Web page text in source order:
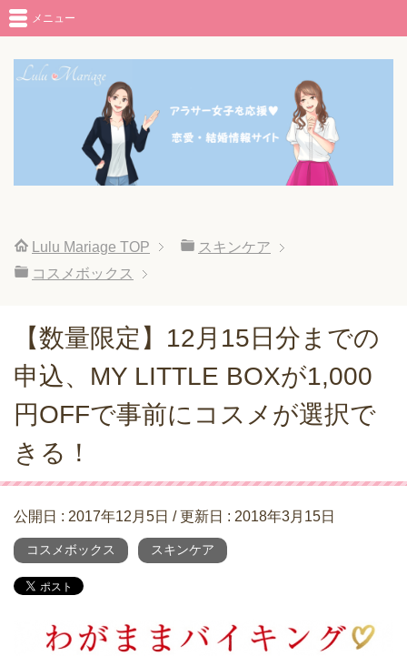
メニュー
Lulu Mariage TOP
スキンケア
コスメボックス
【数量限定】12月15日分までの
申込、MY LITTLE BOXが1,000
円OFFで事前にコスメが選択で
きる！
公開日 : 2017年12月5日 / 更新日 : 2018年3月15日
コスメボックス スキンケア